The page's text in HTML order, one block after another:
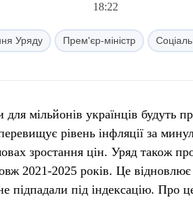
18:22
Уряду Прем'єр-міністр
для мільйонів українців будуть
рівень інфляції за
зростання цін. Уряд також
2021-2025 років. Це відновлює
підпадали під індексацію. Про